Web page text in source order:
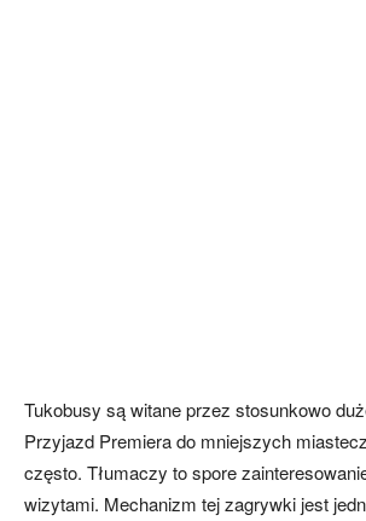
Tukobusy są witane przez stosunkowo
Przyjazd Premiera do mniejszych
często. Tłumaczy to spore
wizytami. Mechanizm tej zagrywki jest